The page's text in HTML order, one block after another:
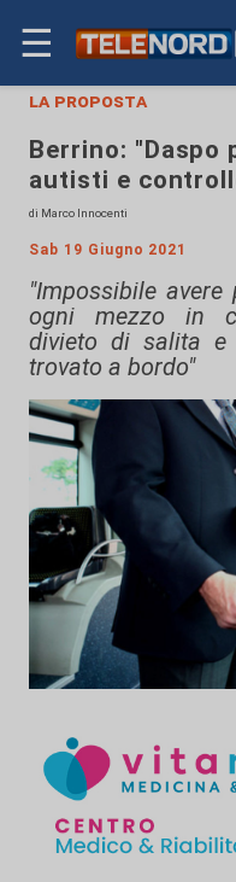
☰
la proposta
Berrino: "Daspo
autisti e
di Marco Innocenti
Sab 19 Giugno 2021
"Impossibile
ogni mezzo in
divieto di salita e
trovato a bordo"